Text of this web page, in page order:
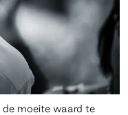
de moeite waard te